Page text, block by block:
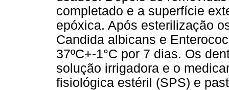
completado e a superfície
epóxica. Após esterilização
Candida albicans e
37ºC+-1°C por 7 dias. Os
solução irrigadora e o
fisiológica estéril (SPS) e